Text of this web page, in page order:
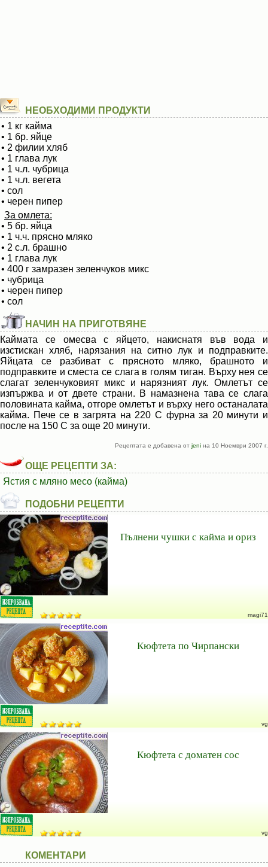
НЕОБХОДИМИ ПРОДУКТИ
• 1 кг кайма
• 1 бр. яйце
• 2 филии хляб
• 1 глава лук
• 1 ч.л. чубрица
• 1 ч.л. вегета
• сол
• черен пипер
За омлета:
• 5 бр. яйца
• 1 ч.ч. прясно мляко
• 2 с.л. брашно
• 1 глава лук
• 400 г замразен зеленчуков микс
• чубрица
• черен пипер
• сол
НАЧИН НА ПРИГОТВЯНЕ
Каймата се омесва с яйцето, накиснатя във вода и
изстискан хляб, нарязания на ситно лук и подправките.
Яйцата се разбиват с прясното мляко, брашното и
подправките и сместа се слага в голям тиган. Върху нея се
слагат зеленчуковият микс и нарязният лук. Омлетът се
изпържва и от двете страни. В намазнена тава се слага
половината кайма, отгоре омлетът и върху него останалата
кайма. Пече се в загрята на 220 С фурна за 20 минути и
после на 150 С за още 20 минути.
Рецептата е добавена от jeni на 10 Ноември 2007 г.
ОЩЕ РЕЦЕПТИ ЗА:
Ястия с мляно месо (кайма)
ПОДОБНИ РЕЦЕПТИ
Пълнени чушки с кайма и ориз
magi71
Кюфтета по Чирпански
vg
Кюфтета с доматен сос
vg
КОМЕНТАРИ